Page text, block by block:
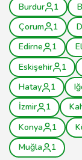
Burdur
1
Çorum
1
Edirne
1
Eskişehir
1
Hatay
1
İzmir
1
Konya
1
Muğla
1